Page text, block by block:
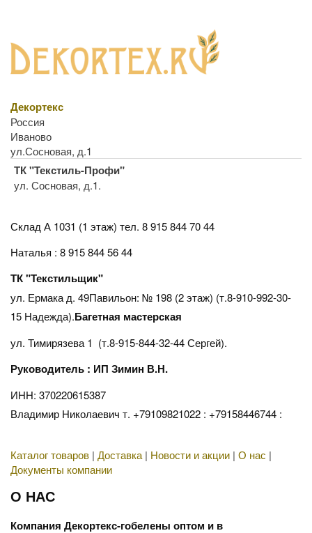
Декортекс
Россия
Иваново
ул.Сосновая, д.1
ТК "Текстиль-Профи"
ул. Сосновая, д.1.
Склад А 1031 (1 этаж) тел. 8 915 844 70 44
Наталья : 8 915 844 56 44
ТК "Текстильщик"
ул. Ермака д. 49Павильон: № 198 (2 этаж) (т.8-910-992-30-
15 Надежда).Багетная мастерская
ул. Тимирязева 1 (т.8-915-844-32-44 Сергей).
Руководитель : ИП Зимин В.Н.
ИНН: 370220615387
Владимир Николаевич т. +79109821022 : +79158446744 :
Каталог товаров | Доставка | Новости и акции | О нас |
Документы компании
О НАС
Компания Декортекс-гобелены оптом и в